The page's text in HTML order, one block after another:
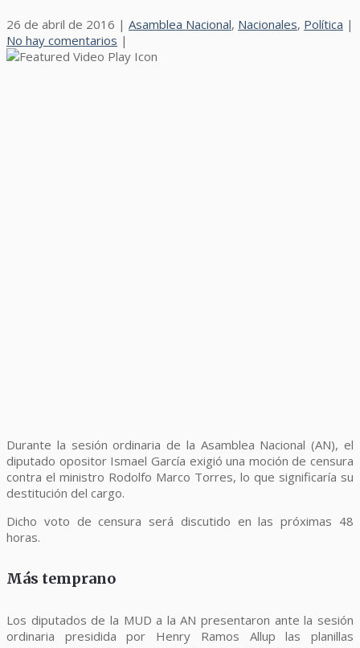
26 de abril de 2016 | Asamblea Nacional, Nacionales, Política |
No hay comentarios |
Durante la sesión ordinaria de la Asamblea Nacional (AN), el
diputado opositor Ismael García exigió una moción de censura
contra el ministro Rodolfo Marco Torres, lo que significaría su
destitución del cargo.
Dicho voto de censura será discutido en las próximas 48
horas.
Más temprano
Los diputados de la MUD a la AN presentaron ante la sesión
ordinaria presidida por Henry Ramos Allup las planillas